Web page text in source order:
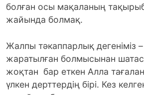
болған осы мақаланың
жайында болмақ.
Жалпы тәкаппарлық дегеніміз
жаратылған болмысынан
жоқтан бар еткен Алла
үлкен дерттердің бірі. Кез